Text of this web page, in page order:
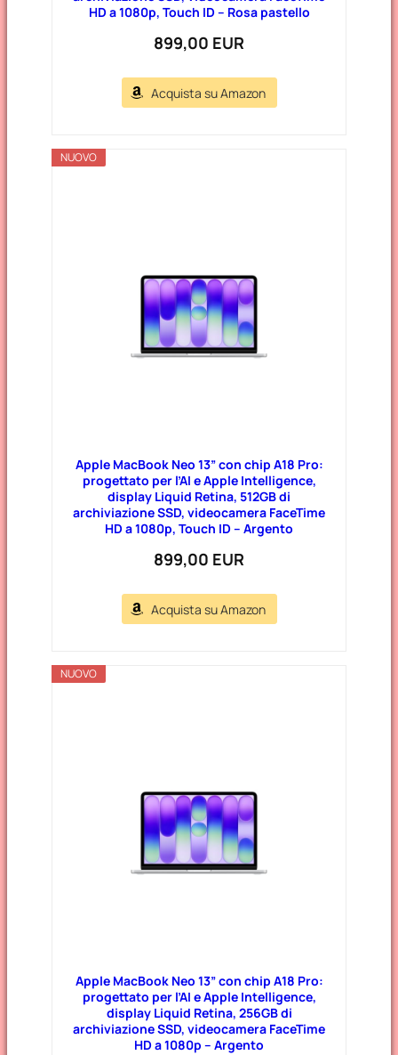
HD a 1080p, Touch ID – Rosa pastello
899,00 EUR
Acquista su Amazon
NUOVO
Apple MacBook Neo 13” con chip A18 Pro:
progettato per l’AI e Apple Intelligence,
display Liquid Retina, 512GB di
archiviazione SSD, videocamera FaceTime
HD a 1080p, Touch ID – Argento
899,00 EUR
Acquista su Amazon
NUOVO
Apple MacBook Neo 13” con chip A18 Pro:
progettato per l’AI e Apple Intelligence,
display Liquid Retina, 256GB di
archiviazione SSD, videocamera FaceTime
HD a 1080p – Argento